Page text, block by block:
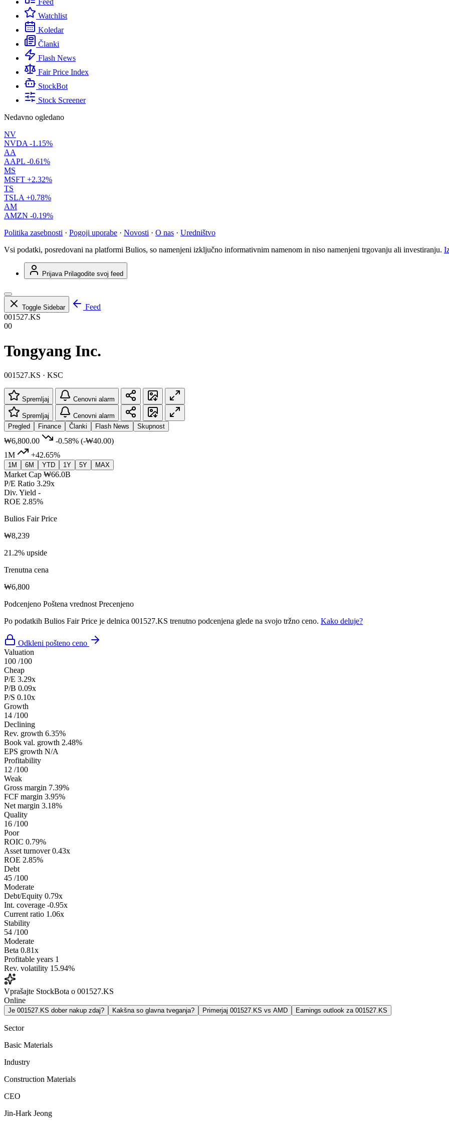
Feed
Watchlist
Koledar
Članki
Flash News
Fair Price Index
StockBot
Stock Screener
Nedavno ogledano
NV
NVDA -1.15%
AA
AAPL -0.61%
MS
MSFT +2.32%
TS
TSLA +0.78%
AM
AMZN -0.19%
Politika zasebnosti · Pogoji uporabe · Novosti · O nas · Uredništvo
Vsi podatki, posredovani na platformi Bulios, so namenjeni izključno informativnim namenom in niso namenjeni trgovanju ali investiranju.
Prijava Prilagodite svoj feed
Toggle Sidebar
Feed
001527.KS
00
Tongyang Inc.
001527.KS · KSC
Spremljaj Cenovni alarm
Spremljaj
Cenovni alarm
Pregled
Finance Članki Flash News Skupnost
₩6,800.00 -0.58% (-₩40.00)
1M
+42.65%
1M 6M YTD 1Y 5Y MAX
Market Cap ₩66.0B
P/E Ratio 3.29x
Div. Yield -
ROE 2.85%
Bulios Fair Price
₩8,239
21.2% upside
Trenutna cena
₩6,800
Podcenjeno Poštena vrednost Precenjeno
Po podatkih Bulios Fair Price je delnica 001527.KS trenutno podcenjena glede na svojo tržno ceno. Kako deluje?
Odkleni pošteno ceno
Valuation
100 /100
Cheap
P/E 3.29x
P/B 0.09x
P/S 0.10x
Growth
14 /100
Declining
Rev. growth 6.35%
Book val. growth 2.48%
EPS growth N/A
Profitability
12 /100
Weak
Gross margin 7.39%
FCF margin 3.95%
Net margin 3.18%
Quality
16 /100
Poor
ROIC 0.79%
Asset turnover 0.43x
ROE 2.85%
Debt
45 /100
Moderate
Debt/Equity 0.79x
Int. coverage -0.95x
Current ratio 1.06x
Stability
54 /100
Moderate
Beta 0.81x
Profitable years 1
Rev. volatility 15.94%
Vprašajte StockBota o 001527.KS
Online
Je 001527.KS dober nakup zdaj? Kakšna so glavna tveganja? Primerjaj 001527.KS vs AMD Earnings outlook za 001527.KS
Sector
Basic Materials
Industry
Construction Materials
CEO
Jin-Hark Jeong